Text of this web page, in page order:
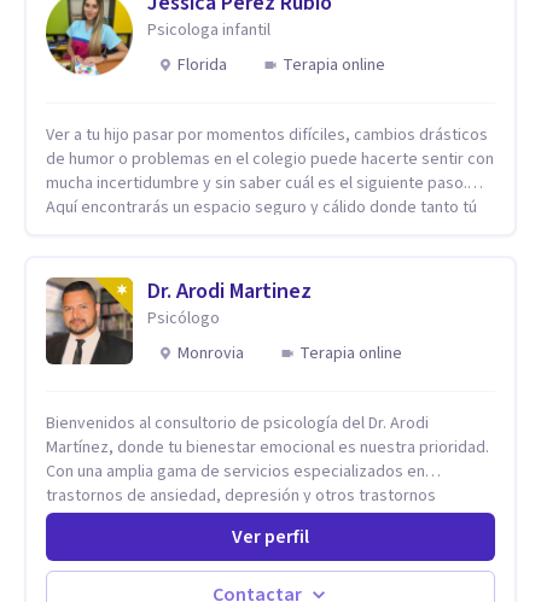
Psicologa infantil
Florida
Terapia online
Ver a tu hijo pasar por momentos difíciles, cambios drásticos
de humor o problemas en el colegio puede hacerte sentir con
mucha incertidumbre y sin saber cuál es el siguiente paso.
Aquí encontrarás un espacio seguro y cálido donde tanto tú
casa. Me especializo en guiar a familias a través de
herramientas prácticas y dinámicas adaptadas a la edad de
cada menor, dejando de lado las etiquetas y los tecnicismos.
Mi forma de trabajar se centra en entender las emociones
fortaleciendo la comunicación entre ustedes. Acompaño a
niños y adolescentes que están lidiando con la ansiedad, la
timidez, la rebeldía o dificultades escolares, así como a
padres que buscan orientación y pautas claras para educar
sin perder la paciencia ni el control. Si estás listo para dar el
primer paso hacia una convivencia familiar más armoniosa,
agenda tu sesión y empecemos a trabajar juntos.
Dr. Arodi Martinez
Psicólogo
Monrovia
Terapia online
Bienvenidos al consultorio de psicología del Dr. Arodi
Martínez, donde tu bienestar emocional es nuestra prioridad.
Con una amplia gama de servicios especializados en
trastornos de ansiedad, depresión y otros trastornos
emocionales, estamos dedicados a ofrecerte el mejor
tratamiento para mejorar tu salud mental. En nuestro
consultorio, ofrecemos una variedad de terapias y
tratamientos diseñados para satisfacer tus necesidades
Ver perfil
Contactar